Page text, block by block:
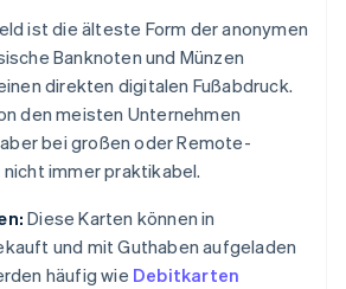
ist die älteste Form der anonymen
Banknoten und Münzen
direkten digitalen Fußabdruck.
den meisten Unternehmen
bei großen oder Remote-
immer praktikabel.
Diese Karten können in
und mit Guthaben aufgeladen
häufig wie Debitkarten